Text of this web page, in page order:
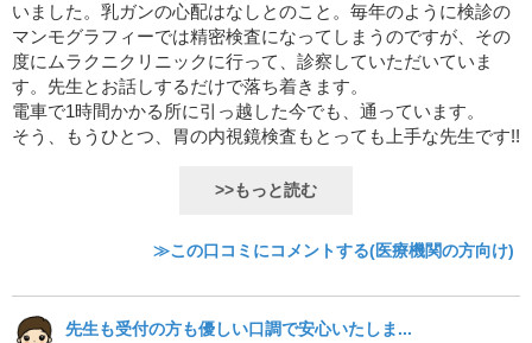
いました。乳ガンの心配はなしとのこと。毎年のように検診の
マンモグラフィーでは精密検査になってしまうのですが、その
度にムラクニクリニックに行って、診察していただいていま
す。先生とお話しするだけで落ち着きます。
電車で1時間かかる所に引っ越した今でも、通っています。
そう、もうひとつ、胃の内視鏡検査もとっても上手な先生です!!
>>もっと読む
≫この口コミにコメントする(医療機関の方向け)
先生も受付の方も優しい口調で安心いたしま...